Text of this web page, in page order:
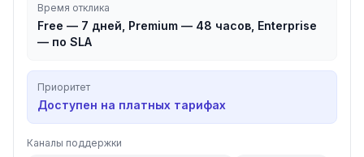
Время отклика
Free — 7 дней, Premium — 48 часов, Enterprise
— по SLA
Приоритет
Доступен на платных тарифах
Каналы поддержки